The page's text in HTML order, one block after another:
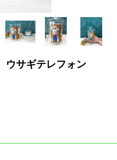
サギテレフォン